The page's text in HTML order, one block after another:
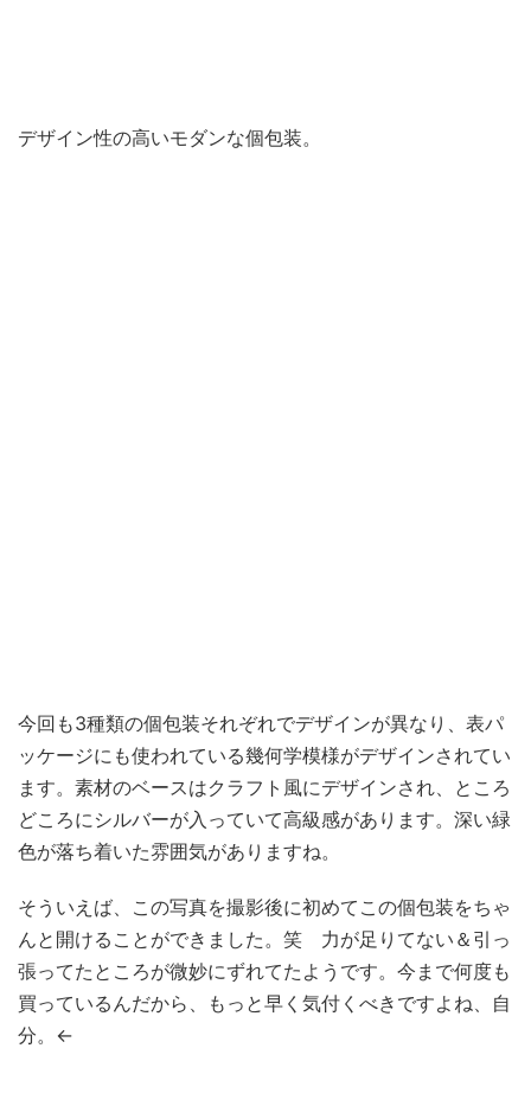
デザイン性の高いモダンな個包装。
今回も3種類の個包装それぞれでデザインが異なり、表パ
ッケージにも使われている幾何学模様がデザインされてい
ます。素材のベースはクラフト風にデザインされ、ところ
どころにシルバーが入っていて高級感があります。深い緑
色が落ち着いた雰囲気がありますね。
そういえば、この写真を撮影後に初めてこの個包装をちゃ
んと開けることができました。笑 力が足りてない＆引っ
張ってたところが微妙にずれてたようです。今まで何度も
買っているんだから、もっと早く気付くべきですよね、自
分。←